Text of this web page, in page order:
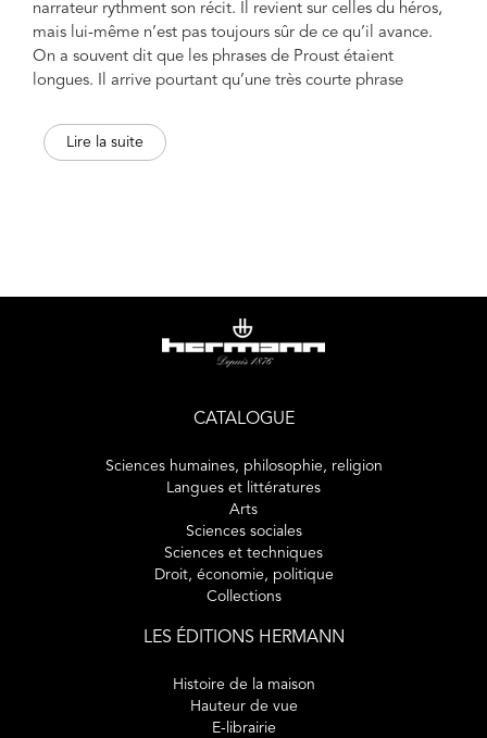
narrateur rythment son récit. Il revient sur celles du héros,
mais lui-même n’est pas toujours sûr de ce qu’il avance.
On a souvent dit que les phrases de Proust étaient
longues. Il arrive pourtant qu’une très courte phrase
conjugué, elle relance le récit qui explore différentes idées
ou hypothèses.
œuvre ? Cet ouvrage propose une méthode d’analyse
comparée permettant une lecture qui ne soit pas la reprise
d’une interprétation du narrateur.
héros ? » C’est par cet exemple que s’ouvre le premier
à revoir les notions narratologiques, à en proposer une
redéfinition, à s’interroger sur le rôle même de la lecture.
Lire la suite
CATALOGUE
Sciences humaines, philosophie, religion
Langues et littératures
Arts
Sciences sociales
Sciences et techniques
Droit, économie, politique
Collections
LES ÉDITIONS HERMANN
Histoire de la maison
Hauteur de vue
E-librairie